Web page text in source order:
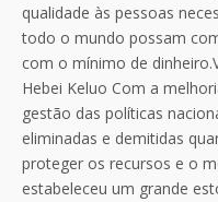
qualidade às pessoas
todo o mundo possam
com o mínimo de
Hebei Keluo Com a
gestão das políticas
eliminadas e demitidas
proteger os recursos e o
estabeleceu um grande